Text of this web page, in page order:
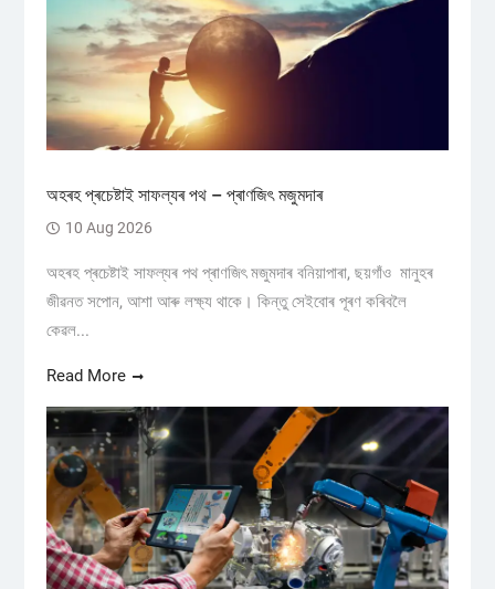
অহৰহ প্ৰচেষ্টাই সাফল্যৰ পথ – প্ৰাণজিৎ মজুমদাৰ
10 Aug 2026
অহৰহ প্ৰচেষ্টাই সাফল্যৰ পথ প্ৰাণজিৎ মজুমদাৰ বনিয়াপাৰা, ছয়গাঁও ​মানুহৰ
জীৱনত সপোন, আশা আৰু লক্ষ্য থাকে। কিন্তু সেইবোৰ পূৰণ কৰিবলৈ
কেৱল...
Read More